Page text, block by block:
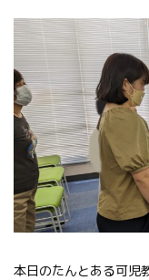
本日のたんとある可児